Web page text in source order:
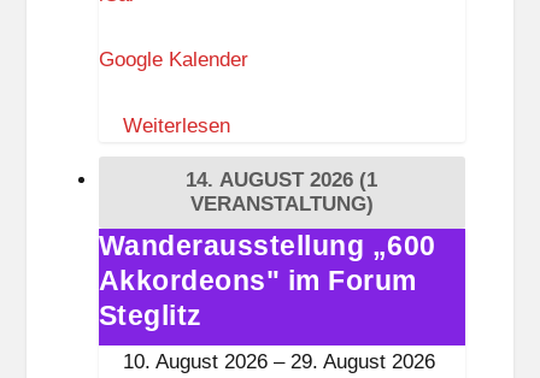
u
S
t
g
i
t
z
Google Kalender
Weiterlesen
14. AUGUST 2026 (1
VERANSTALTUNG)
Wanderausstellung
„600
Akkordeons"
im
Wanderausstellung „600
Akkordeons" im Forum
Steglitz
10. August 2026 – 29. August 2026